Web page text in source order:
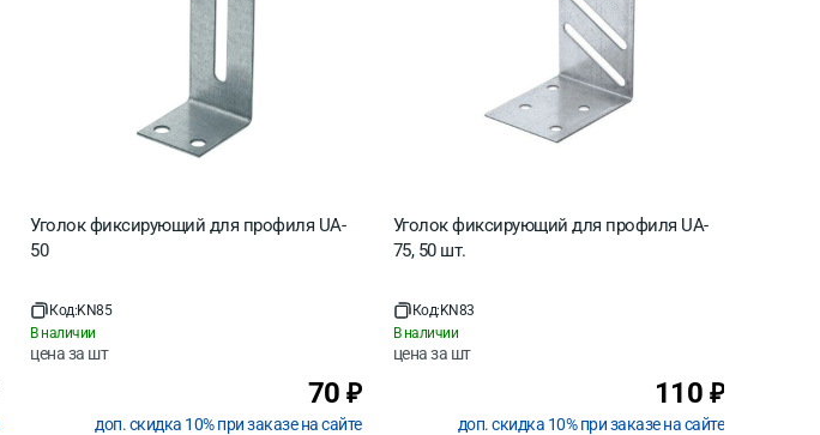
Уголок фиксирующий для профиля UA-
50
Код:KN85
В наличии
цена за шт
70 ₽
доп. скидка 10% при заказе на сайте
Уголок фиксирующий для профиля UA-
75, 50 шт.
Код:KN83
В наличии
цена за шт
110 ₽
доп. скидка 10% при заказе на сайте